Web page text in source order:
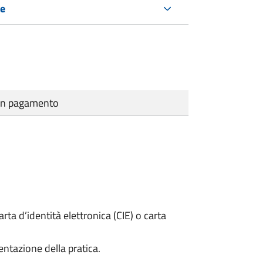
pagamento
d’identità elettronica (CIE) o carta
della pratica.